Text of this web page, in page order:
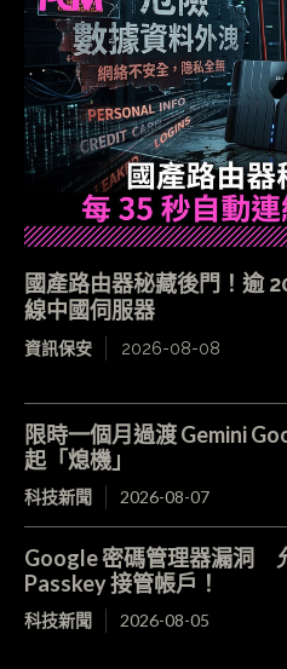
國產路由器秘藏後門！逾
線中國伺服器
資訊保安 2026-08-08
限時一個月過渡 Gemini
起「熄機」
科技新聞 2026-08-07
Google 密碼管理器漏洞
Passkey 接管帳戶！
科技新聞 2026-08-05